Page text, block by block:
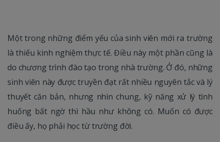
Một trong những điểm yếu của sinh viên mới ra trường
là thiếu kinh nghiệm thực tế. Điều này một phần cũng là
do chương trình đào tạo trong nhà trường. Ở đó, những
sinh viên này được truyền đạt rất nhiều nguyên tắc và lý
thuyết căn bản, nhưng nhìn chung, kỹ năng xử lý tình
huống bất ngờ thì hầu như không có. Muốn có được
điều ấy, họ phải học từ trường đời.